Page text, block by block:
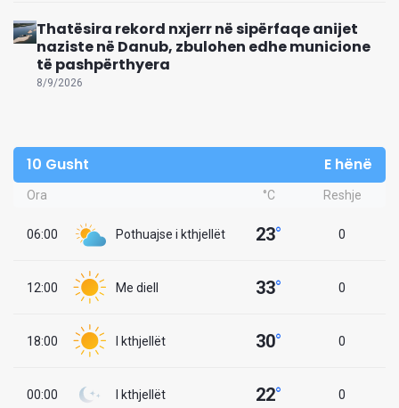
Thatësira rekord nxjerr në sipërfaqe anijet
naziste në Danub, zbulohen edhe municione
të pashpërthyera
8/9/2026
10 Gusht E hënë
Ora °C Reshje
06:00 Pothuajse i kthjellët 23° 0
12:00 Me diell 33° 0
18:00 I kthjellët 30° 0
00:00 I kthjellët 22° 0